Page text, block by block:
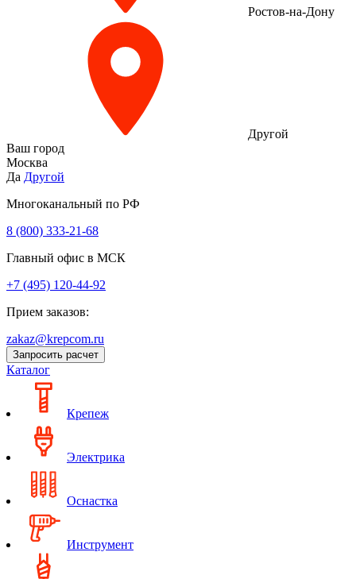
Ростов-на-Дону
Другой
Ваш город
Москва
Да Другой
Многоканальный по РФ
8 (800) 333‑21-68
Главный офис в МСК
+7 (495) 120-44-92
Прием заказов:
zakaz@krepcom.ru
Запросить расчет
Каталог
Крепеж
Электрика
Оснастка
Инструмент